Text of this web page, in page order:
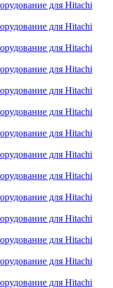
для Hitachi
для Hitachi
для Hitachi
для Hitachi
для Hitachi
для Hitachi
для Hitachi
для Hitachi
для Hitachi
для Hitachi
для Hitachi
для Hitachi
для Hitachi
для Hitachi